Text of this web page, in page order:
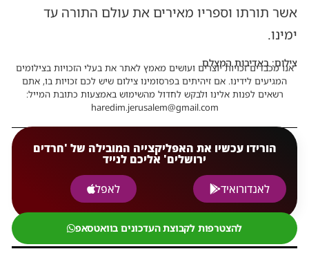
אשר תורתו וספריו מאירים את עולם התורה עד
ימינו.
צילום: באדיבות המצלם
אנו מכבדים זכויות יוצרים ועושים מאמץ לאתר את בעלי הזכויות בצילומים
המגיעים לידינו. אם זיהיתים בפרסומינו צילום שיש לכם זכויות בו, אתם
רשאים לפנות אלינו ולבקש לחדול מהשימוש באמצעות כתובת המייל:
haredim.jerusalem@gmail.com
הורידו עכשיו את האפליקצייה המובילה של 'חרדים
ירושלים' אליכם לנייד
לאנדורואיד
לאפל
להצטרפות לקבוצת העדכונים בוואטסאפ